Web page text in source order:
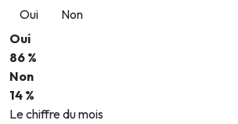
Oui
Non
Oui
86 %
Non
14 %
Le chiffre du mois